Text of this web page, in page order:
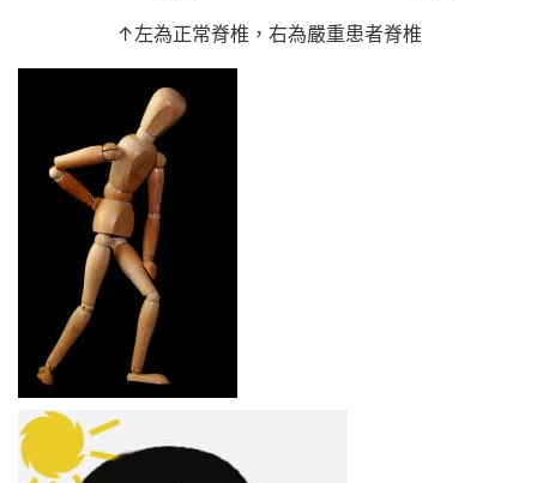
↑左為正常脊椎，右為嚴重患者脊椎